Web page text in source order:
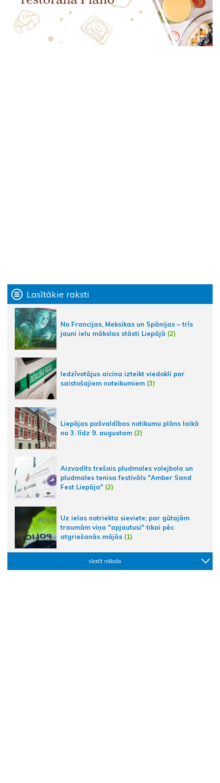
Lasītākie raksti
No Francijas, Meksikas un Spānijas – trīs
jauni ielu mākslas stāsti Liepājā (2)
Iedzīvotājus aicina izteikt viedokli par
saistošajiem noteikumiem (3)
Liepājas pašvaldības notikumu plāns laikā
no 3. līdz 9. augustam (2)
Aizvadīts trešais pludmales volejbola un
pludmales tenisa festivāls "Amber Sand
Fest Liepāja" (2)
Uz ielas notriekta sieviete; par gūtajām
traumām viņa "apjautusi" tikai pēc
atgriešanās mājās (1)
skatīt nākošo